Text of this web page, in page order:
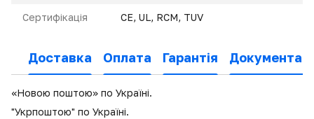
Сертифікація CE, UL, RCM, TUV
Доставка Оплата Гарантія
«Новою поштою» по Україні.
"Укрпоштою" по Україні.